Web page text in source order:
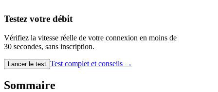
Testez votre débit
Vérifiez la vitesse réelle de votre connexion en moins de
30 secondes, sans inscription.
Lancer le test Test complet et conseils →
Sommaire